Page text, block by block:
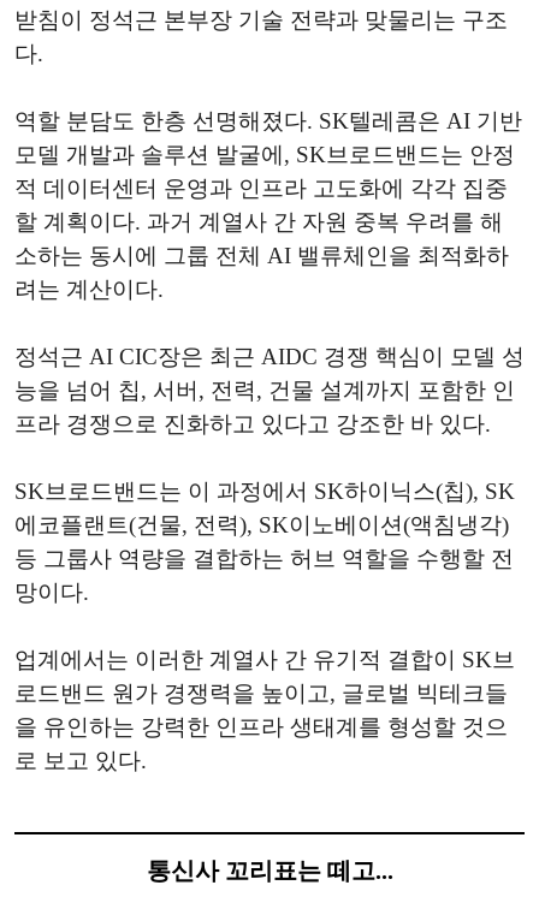
받침이 정석근 본부장 기술 전략과 맞물리는 구조
다.
역할 분담도 한층 선명해졌다. SK텔레콤은 AI 기반
모델 개발과 솔루션 발굴에, SK브로드밴드는 안정
적 데이터센터 운영과 인프라 고도화에 각각 집중
할 계획이다. 과거 계열사 간 자원 중복 우려를 해
소하는 동시에 그룹 전체 AI 밸류체인을 최적화하
려는 계산이다.
정석근 AI CIC장은 최근 AIDC 경쟁 핵심이 모델 성
능을 넘어 칩, 서버, 전력, 건물 설계까지 포함한 인
프라 경쟁으로 진화하고 있다고 강조한 바 있다.
SK브로드밴드는 이 과정에서 SK하이닉스(칩), SK
에코플랜트(건물, 전력), SK이노베이션(액침냉각)
등 그룹사 역량을 결합하는 허브 역할을 수행할 전
망이다.
업계에서는 이러한 계열사 간 유기적 결합이 SK브
로드밴드 원가 경쟁력을 높이고, 글로벌 빅테크들
을 유인하는 강력한 인프라 생태계를 형성할 것으
로 보고 있다.
통신사 꼬리표는 떼고...